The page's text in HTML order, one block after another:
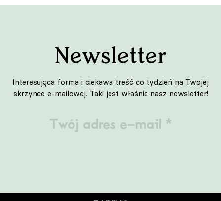
Newsletter
Interesująca forma i ciekawa treść co tydzień na Twojej
skrzynce e-mailowej. Taki jest właśnie nasz newsletter!
Architekt
Wnętrza
Sztuka
Lifestyle
Podróże
LABELBOARD